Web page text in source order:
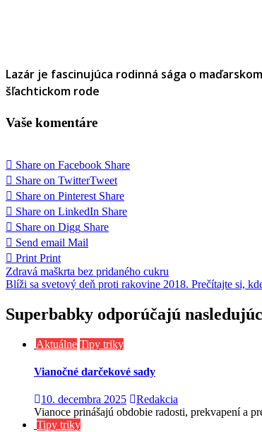
Lazár je fascinujúca rodinná sága o maďarskom
šľachtickom rode
Vaše komentáre
Share on Facebook Share
Share on TwitterTweet
Share on Pinterest Share
Share on LinkedIn Share
Share on Digg Share
Send email Mail
Print Print
Navigácia
v
článku
Zdravá maškrta bez pridaného cukru
Blíži sa svetový deň proti rakovine 2018. Prečítajte si,
Superbabky odporúčajú
Aktuálne Tipy triky
Vianočné darčekové sady
10. decembra 2025
Redakcia
Vianoce prinášajú obdobie radosti, prekvapení a
Tipy triky